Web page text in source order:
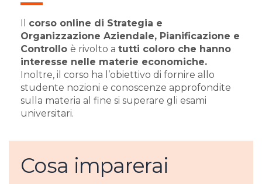
corso online di Strategia e
Organizzazione Aziendale, Pianificazione e
Controllo è rivolto a tutti coloro che hanno
interesse nelle materie economiche.
Inoltre, il corso ha l’obiettivo di fornire allo
studente nozioni e conoscenze approfondite
sulla materia al fine si superare gli esami
universitari.
Cosa imparerai